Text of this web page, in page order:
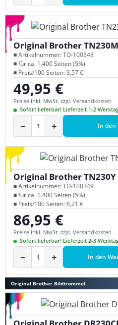
Original Brother
■ Artikelnummer: TO-100348
■ für ca. 1.400 Seiten (5%)
■ Preis/100 Seiten: 3,57 €
Regulärer Preis:
49,95 €
Preise inkl. MwSt. zzgl. Versandkosten
Sofort lieferbar! Lieferzeit 1-2
− + In den
Original Brother TN230Y
■ Artikelnummer: TO-100349
■ für ca. 1.400 Seiten (5%)
■ Preis/100 Seiten: 6,21 €
Regulärer Preis:
86,95 €
Preise inkl. MwSt. zzgl. Versandkosten
Sofort lieferbar! Lieferzeit 2-3
− + In den
Original Brother Bildtrommel